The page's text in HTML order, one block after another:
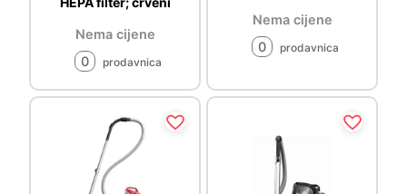
Nema cijene
0
prodavnica
Nema cijene
0
prodavnica